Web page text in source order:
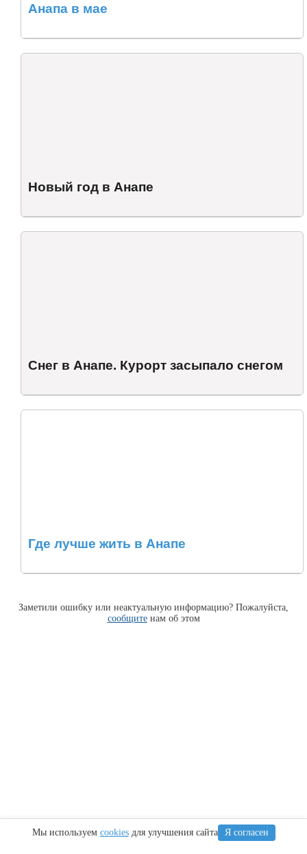
Анапа в мае
Новый год в Анапе
Снег в Анапе. Курорт засыпало снегом
Где лучше жить в Анапе
Заметили ошибку или неактуальную информацию? Пожалуйста,
сообщитенам об этом
ИнформацияСочи Крым Регионы
Мы используем cookiesдля улучшения сайта Я согласен